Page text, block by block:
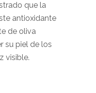
que la
antioxidante
de oliva
su piel de los
visible.